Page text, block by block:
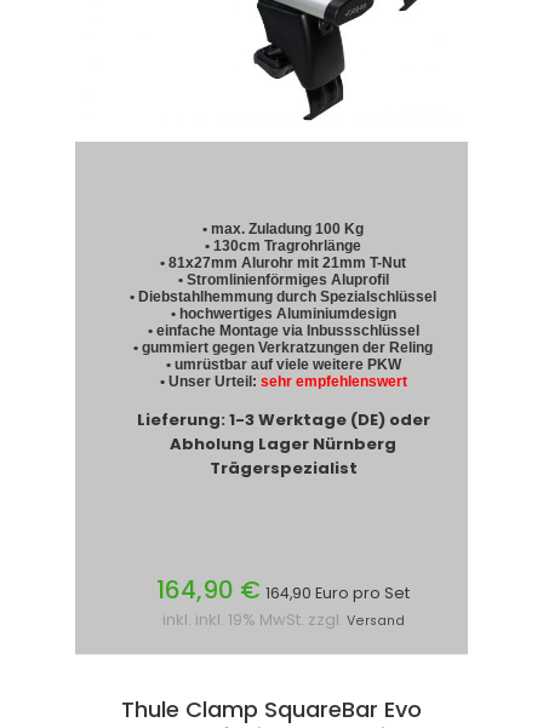
• max. Zuladung 100 Kg
• 130cm Tragrohrlänge
• 81x27mm Alurohr mit 21mm T-Nut
• Stromlinienförmiges Aluprofil
• Diebstahlhemmung durch Spezialschlüssel
• hochwertiges Aluminiumdesign
• einfache Montage via Inbussschlüssel
• gummiert gegen Verkratzungen der Reling
• umrüstbar auf viele weitere PKW
• Unser Urteil: sehr empfehlenswert
Lieferung: 1-3 Werktage (DE) oder
Abholung Lager Nürnberg
Trägerspezialist
164,90 € 164,90 Euro pro Set
inkl. inkl. 19% MwSt. zzgl. Versand
Thule Clamp SquareBar Evo